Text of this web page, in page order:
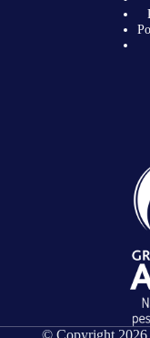
© Copyright